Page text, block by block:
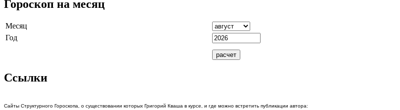
Гороскоп на месяц
Месяц
Год
Ссылки
Сайты Структурного Гороскопа, о существовании которых Григорий Кваша в курсе, и где можно встретить публикации автора: